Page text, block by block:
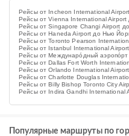
Рейсы от Incheon International
Рейсы от Vienna International
Рейсы от Singapore Changi Airport
Рейсы от Haneda Airport до Нью
Рейсы от Toronto Pearson
Рейсы от Istanbul International
Рейсы от Междунаро́дный
Рейсы от Dallas Fort Worth
Рейсы от Orlando International
Рейсы от Charlotte Douglas
Рейсы от Billy Bishop Toronto City
Рейсы от Indira Gandhi International
Популярные маршруты по